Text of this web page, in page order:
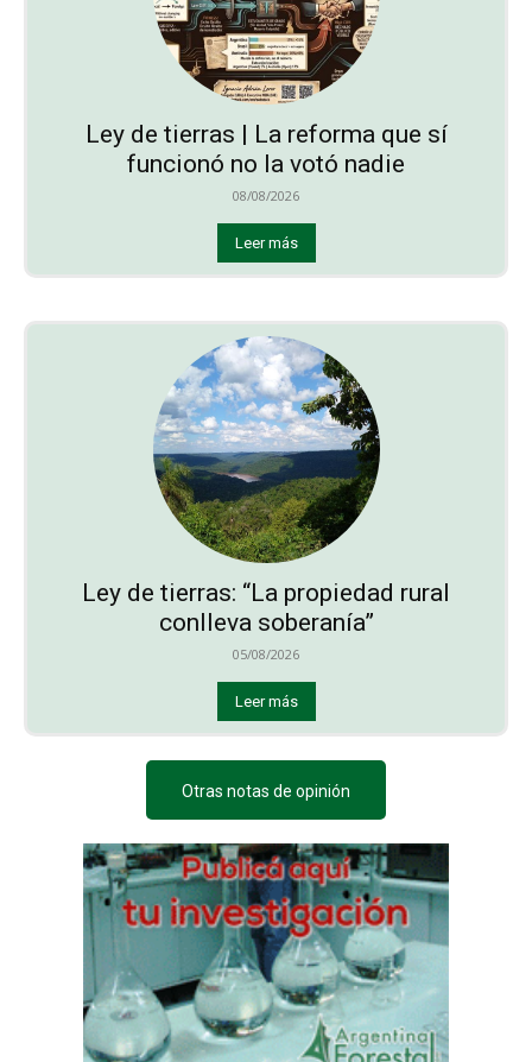
Ley de tierras | La reforma que sí
funcionó no la votó nadie
08/08/2026
Leer más
Ley de tierras: “La propiedad rural
conlleva soberanía”
05/08/2026
Leer más
Otras notas de opinión